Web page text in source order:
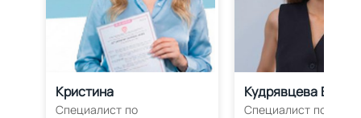
Кристина
Специалист по
Кудрявцева Влада
Специалист по